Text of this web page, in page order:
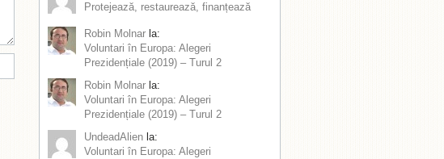
Protejează, restaurează, finanțează
Robin Molnar la:
Voluntari în Europa: Alegeri
Prezidențiale (2019) – Turul 2
Robin Molnar la:
Voluntari în Europa: Alegeri
Prezidențiale (2019) – Turul 2
UndeadAlien la:
Voluntari în Europa: Alegeri